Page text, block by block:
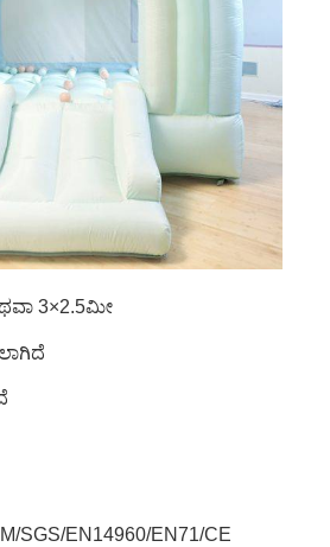
3×2.5ಮೀ
SGS/EN14960/EN71/CE